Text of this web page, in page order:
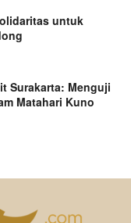
untuk
Surakarta: Menguji
Matahari Kuno